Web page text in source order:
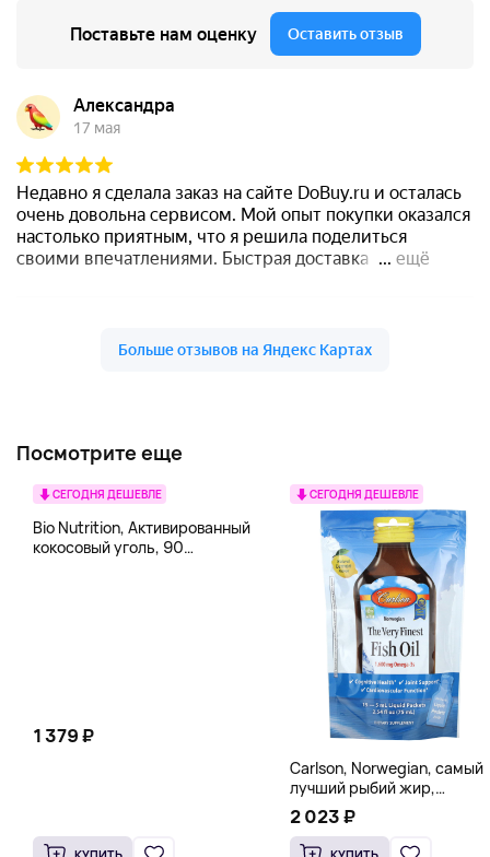
Посмотрите еще
СЕГОДНЯ ДЕШЕВЛЕ
Bio Nutrition, Активированный
кокосовый уголь, 90
1 379 ₽
СЕГОДНЯ ДЕШЕВЛЕ
Carlson, Norwegian, самый
лучший рыбий жир,
натуральный лимон, 15
пакетиков (5 мл) каждый
2 023 ₽